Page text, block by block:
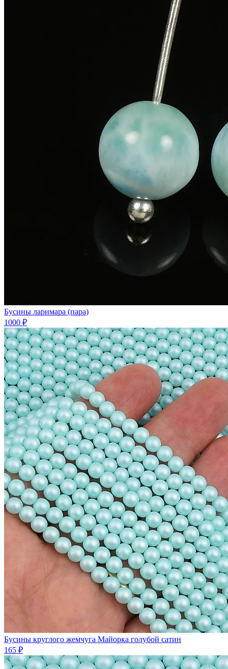
Бусины ларимара (пара)
1000 ₽
Бусины круглого жемчуга Майорка голубой сатин
165 ₽